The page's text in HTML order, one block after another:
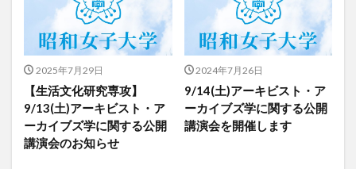
2025年7月29日
【生活文化研究専攻】
9/13(土)アーキビスト・ア
ーカイブズ学に関する公開
講演会のお知らせ
2024年7月26日
9/14(土)アーキビスト・ア
ーカイブズ学に関する公開
講演会を開催します